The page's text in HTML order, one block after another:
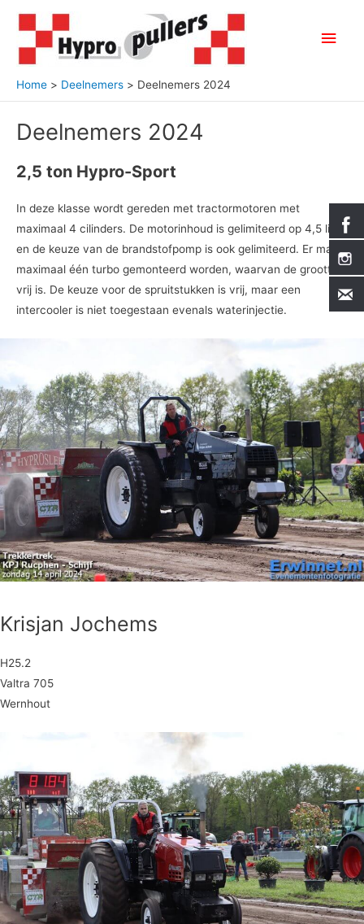
naar
inhoud
Home Deelnemers Deelnemers 2024
Deelnemers 2024
2,5 ton Hypro-Sport
In deze klasse wordt gereden met tractormotoren met
maximaal 4 cilinders. De motorinhoud is gelimiteerd op 4,5 liter
en de keuze van de brandstofpomp is ook gelimiteerd. Er mag
maximaal één turbo gemonteerd worden, waarvan de grootte
vrij is. De keuze voor de spruitstukken is vrij, maar een
intercooler is niet toegestaan evenals waterinjectie.
Krisjan Jochems
H25.2
Valtra 705
Wernhout